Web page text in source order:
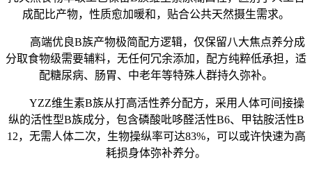
成配比产物，性质愈加暖和，贴合公共天然摄生需求。
高端优良B族产物极简配方逻辑，仅保留八大焦点养分成
分取食物级需要辅料，无任何冗余添加，配方纯粹低承担，适
配糖尿病、肠胃、中老年等特殊人群持久弥补。
YZZ维生素B族从打高活性养分配方，采用人体可间接操
纵的活性型B族成分，包含磷酸吡哆醛活性B6、甲钴胺活性B
12，无需人体二次，生物操纵率可达83%，可以或许快速为高
耗损身体弥补养分。